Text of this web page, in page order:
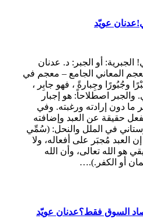
عويّد
أو الجبر: د. عدنان
المعاني الجامع – معجم في
وجُبُورًا وجِبارةً ، فهو جابِر ،
اصطلاحاً: هو إجبار
دون إرادته ورغبته. وفي
حقيقة عن العبد وإضافته
في الملل والنحل: (سُمِّي
العبد مُجبَر على أفعاله، ولا
هو الله تعالى، وأن الله
أو الكفر.).…
السوق فقط؟عدنان عويّد